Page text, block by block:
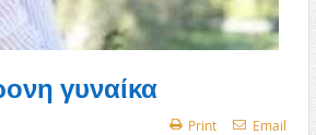
γυναίκα
Print Email